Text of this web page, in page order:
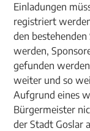
Einladungen
registriert
den
werden,
gefunden
weiter und so
Aufgrund eines
Bürgermeister
der Stadt Goslar